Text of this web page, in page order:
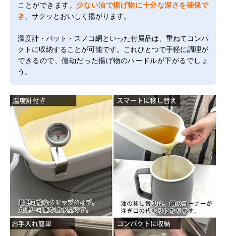
ことができます。少ない油で揚げ物に十分な深さを確保で
き
、サクッとおいしく揚がります。
温度計・バット・スノコ網といった付属品は、重ねてコンパ
クトに収納することが可能です。これひとつで手軽に調理が
できるので、億劫だった揚げ物のハードルが下がるでしょ
う。